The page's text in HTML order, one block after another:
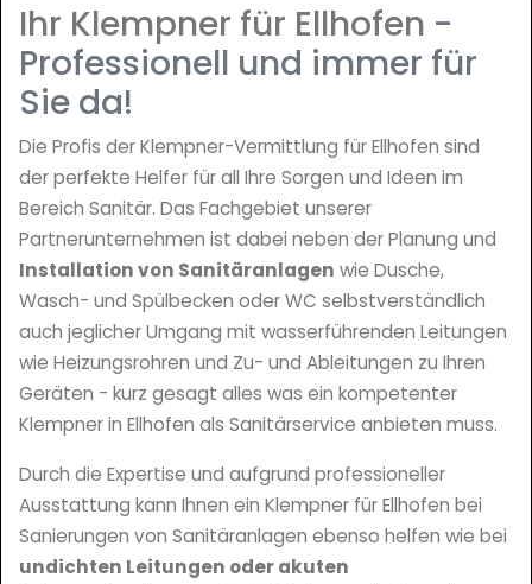
Ihr Klempner für Ellhofen -
Professionell und immer für
Sie da!
Die Profis der Klempner-Vermittlung für Ellhofen sind
der perfekte Helfer für all Ihre Sorgen und Ideen im
Bereich Sanitär. Das Fachgebiet unserer
Partnerunternehmen ist dabei neben der Planung und
Installation von Sanitäranlagen wie Dusche,
Wasch- und Spülbecken oder WC selbstverständlich
auch jeglicher Umgang mit wasserführenden Leitungen
wie Heizungsrohren und Zu- und Ableitungen zu Ihren
Geräten - kurz gesagt alles was ein kompetenter
Klempner in Ellhofen als Sanitärservice anbieten muss.
Durch die Expertise und aufgrund professioneller
Ausstattung kann Ihnen ein Klempner für Ellhofen bei
Sanierungen von Sanitäranlagen ebenso helfen wie bei
undichten Leitungen oder akuten